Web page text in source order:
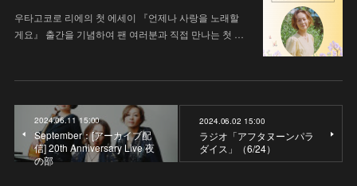
우타고코로 리에의 첫 에세이 『언제나 사랑을 노래할
게요』 출간을 기념하여 팬 여러분과 직접 만나는 첫 …
2024.06.11 15:00
September：[アーカイブ配
信] 20th Anniversary Live 夜
の部
2024.06.02 15:00
ラジオ「アフタヌーンパラ
ダイス」（6/24）